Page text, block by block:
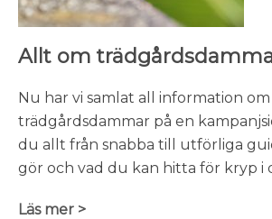
Allt om
Nu har vi samlat all information om
trädgårdsdammar på en
du allt från snabba till utförliga
gör och vad du kan hitta för kryp i
Läs mer >